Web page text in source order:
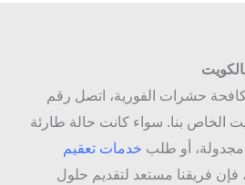
حشرات الفورية، اتصل رقم
الخاص بنا. سواء كانت حالة طارئة
أو طلب خدمات تعقيم
فإن فريقنا مستعد لتقديم حلول